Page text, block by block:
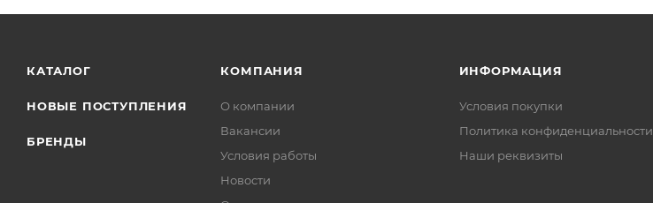
КАТАЛОГ
НОВЫЕ ПОСТУПЛЕНИЯ
БРЕНДЫ
КОМПАНИЯ
О компании
Вакансии
Условия работы
Новости
ИНФОРМАЦИЯ
Условия покупки
Политика конфиденциальности
Наши реквизиты